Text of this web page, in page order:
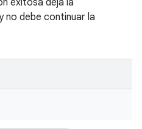
exitosa deja la
no debe continuar la